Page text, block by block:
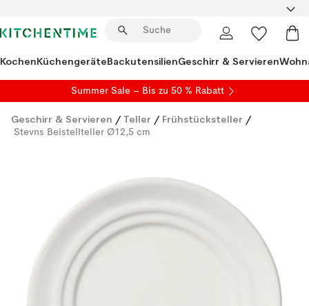
KochenKüchengeräteBackutensilienGeschirr & Servieren
Summer Sale – Bis zu 50 % Rabatt
Geschirr & Servieren / Teller / Frühstücksteller /
Stevns Beistellteller Ø12,5 cm